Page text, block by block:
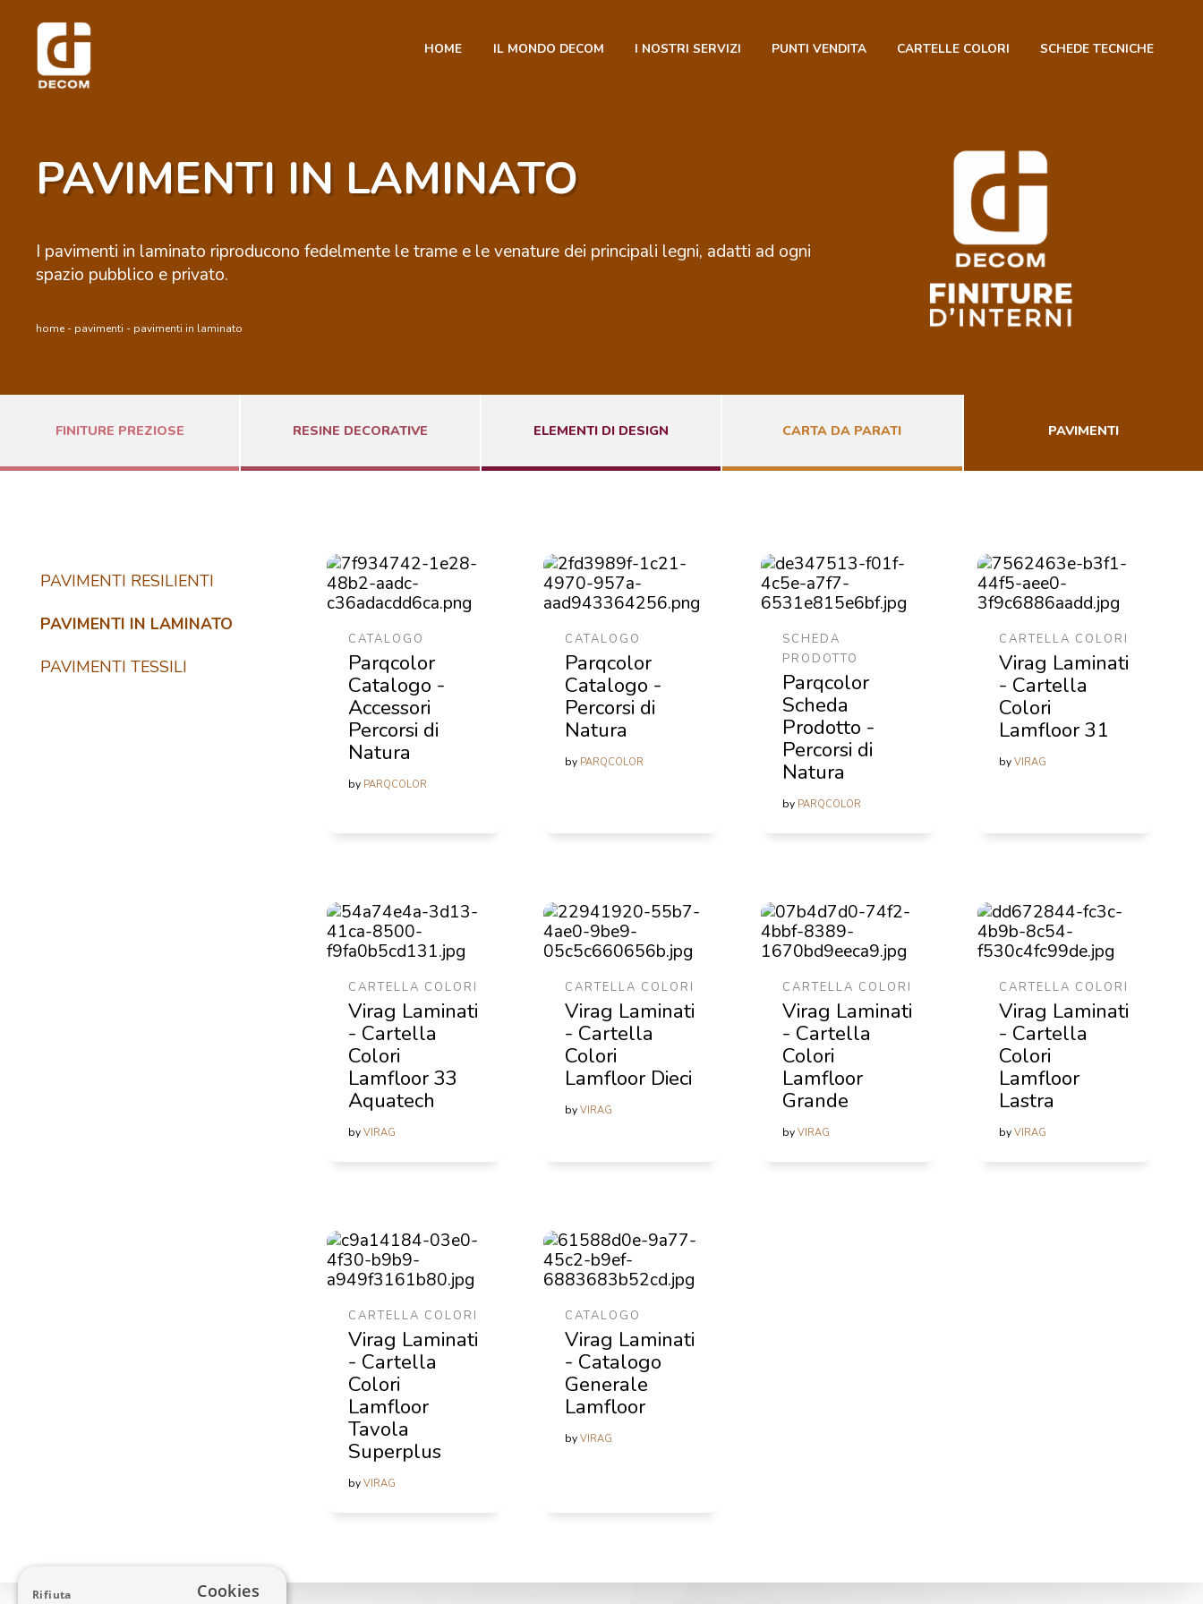
HOME IL MONDO DECOM I NOSTRI SERVIZI PUNTI VENDITA CARTELLE COLORI SCHEDE TECNICHE
PAVIMENTI IN LAMINATO
I pavimenti in laminato riproducono fedelmente le trame e le venature dei principali legni, adatti ad ogni
spazio pubblico e privato.
home - pavimenti - pavimenti in laminato
FINITURE PREZIOSE RESINE DECORATIVE ELEMENTI DI DESIGN CARTA DA PARATI PAVIMENTI
PAVIMENTI RESILIENTI
PAVIMENTI IN LAMINATO
PAVIMENTI TESSILI
CATALOGO
Parqcolor
Catalogo -
Accessori
Percorsi di
Natura
by PARQCOLOR
CATALOGO
Parqcolor
Catalogo -
Percorsi di
Natura
by PARQCOLOR
SCHEDA
PRODOTTO
Parqcolor
Scheda
Prodotto -
Percorsi di
Natura
by PARQCOLOR
CARTELLA COLORI
Virag Laminati
- Cartella
Colori
Lamfloor 31
byVIRAG
CARTELLA COLORI
Virag Laminati
- Cartella
Colori
Lamfloor 33
Aquatech
byVIRAG
CARTELLA COLORI
Virag Laminati
- Cartella
Colori
Lamfloor Dieci
byVIRAG
CARTELLA COLORI
Virag Laminati
- Cartella
Colori
Lamfloor
Grande
by VIRAG
CARTELLA COLORI
Virag Laminati
- Cartella
Colori
Lamfloor
Lastra
byVIRAG
CARTELLA COLORI
Virag Laminati
- Cartella
Colori
Lamfloor
Tavola
Superplus
byVIRAG
CATALOGO
Virag Laminati
- Catalogo
Generale
Lamfloor
byVIRAG
Cookies
Rifiuta